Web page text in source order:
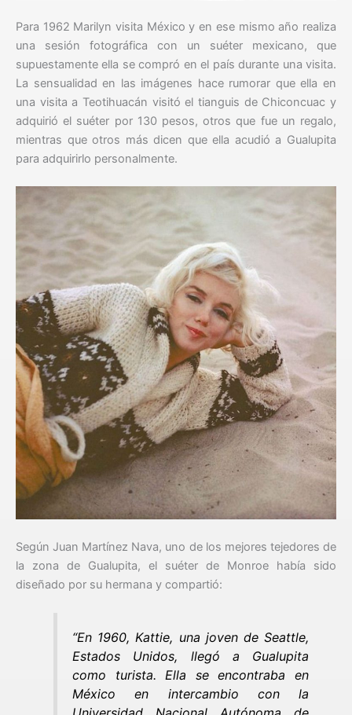
Para 1962 Marilyn visita México y en ese mismo año realiza
una sesión fotográfica con un suéter mexicano, que
supuestamente ella se compró en el país durante una visita.
La sensualidad en las imágenes hace rumorar que ella en
una visita a Teotihuacán visitó el tianguis de Chiconcuac y
adquirió el suéter por 130 pesos, otros que fue un regalo,
mientras que otros más dicen que ella acudió a Gualupita
para adquirirlo personalmente.
Según Juan Martínez Nava, uno de los mejores tejedores de
la zona de Gualupita, el suéter de Monroe había sido
diseñado por su hermana y compartió:
“En 1960, Kattie, una joven de Seattle,
Estados Unidos, llegó a Gualupita
como turista. Ella se encontraba en
México en intercambio con la